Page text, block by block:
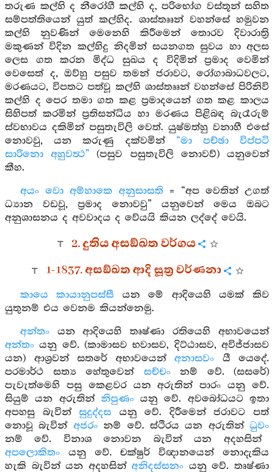
තරුණ කල්හි ද නීරෝගී කල්හි ද, පරිභෝග වස්තූන් සහිත
සම්පත්තියෙන් යුත් කල්හිද. ශාස්තෲන් වහන්සේ හමුවන
කල්හි නුවණින් මෙනෙහි කිරීමෙන් තොරව දිවාරාත්‍රි
මකුණන් විදින කල්හිදු නිදමින් සයනගත සුවය හා අලස
ලෙස ගත කරන මිද්ධ සුඛය ද විදිමින් ප්‍රමාද වෙමින්
වෙසෙත් ද, ඔව්හු පසුව තමන් ජරාවට, රෝගාබාධවලට,
මරණයට, විපතට පත්වූ කල්හි ශාස්තෲන් වහන්සේ පිරිනිවි
කල්හි ද පෙර තමා ගත කළ ප්‍රමාදයෙන් ගත කළ කාලය
සිහිපත් කරමින් ප්‍රතිසන්ධිය හා මරණය පිළිබඳ බැරෑරුම්
ස්වභාවය දකිමින් පසුතැවිලි වෙත්. යුෂ්මත්හු වනාහී එසේ
නොවවු, යන කරුණු දක්වමින් “මා පච්ඡා විප්පටි
සාරිනො අහුවත්‍ථ” (පසුව පසුතැවිලි නොවව්) යනුවෙන්
කීහ.
අයං වො අම්හාකෙ අනුසාසති = “අප වෙතින් උගත්
ධ්‍යාන වඩවූ, ප්‍රමාද නොවවු” යනුවෙන් මෙය ඔබට
අනුශාසනය ද අවවාදය ද වේයයි කියන ලද්දේ වෙයි.
2. දුතිය අසඞ්ඛත වර්ගය
1-1837. අසඞ්ඛත ආදි සූත්‍ර වර්ණනා
කායෙ කායානුපස්සී යන මේ ආදියෙහි යමක් කිව
යුතුනම් එය වෙනම කියන්නෙමු.
අන්තංයන ආදියෙහි තෘෂ්ණා රතියෙහි අභාවයෙන්
අන්තං යනු වේ. (කාමාසව භවාසව, දිට්ඨාසව, අවිජ්ජාසව
යන) ආශ්‍රවන් සතරේ අභාවයෙන් අනාසවං යී යෙදේ.
පරමාර්ථ සත්‍ය හේතුවෙන් සච්චංනම් වේ. (සසරේ)
පැවැත්මෙහි පසු කෙළවර යන අරුතින් පාරං යනු වේ.
සියුම් යන අරුතින් නිපුණංයනු වේ. අවබෝධයට ඉතා
අපහසු බැවින්සුදුද්දස යනු වේ. දිරීමෙන් ජරාවට පත්
නොවූ බැවින් අජරංනම් වේ. ස්ථිරය යන අරුතින් ධුවං
නම් වේ. විනාශ නොවන බැවින් යන අදහසින්
අපලොකිතං යනු වේ. චක්ෂුර් විඥානයෙන් නොදැකිය
හැකි බැවින් යන අදහසින්අනිදස්සනං යනු වේ. තෘෂ්ණා